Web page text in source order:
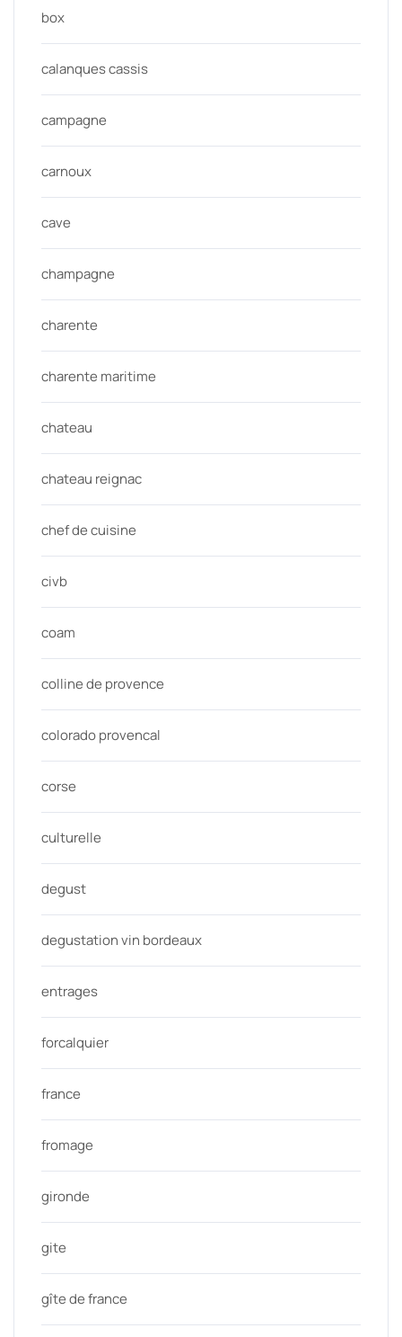
box
calanques cassis
campagne
carnoux
cave
champagne
charente
charente maritime
chateau
chateau reignac
chef de cuisine
civb
coam
colline de provence
colorado provencal
corse
culturelle
degust
degustation vin bordeaux
entrages
forcalquier
france
fromage
gironde
gite
gîte de france